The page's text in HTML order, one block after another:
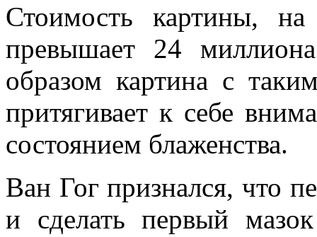
Стоимость картины,
превышает 24
образом картина с
притягивает к себе
состоянием блаженства.
Ван Гог признался, что
и сделать первый